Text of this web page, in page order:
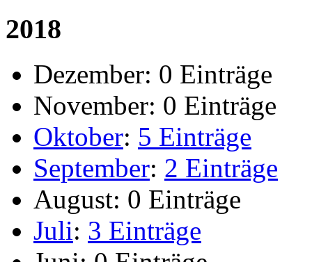
2018
Dezember: 0 Einträge
November: 0 Einträge
Oktober: 5 Einträge
September: 2 Einträge
August: 0 Einträge
Juli: 3 Einträge